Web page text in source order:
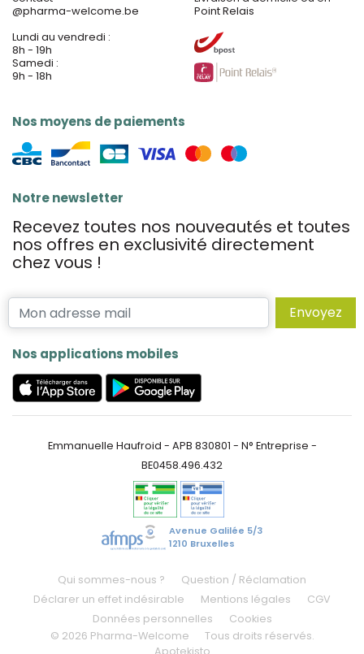
@pharma-welcome.be
Lundi au vendredi :
8h - 19h
Samedi :
9h - 18h
Nos moyens de paiements
Point Relais
Notre newsletter
Recevez toutes nos nouveautés et toutes
nos offres en exclusivité directement
chez vous !
Envoyez
Nos applications mobiles
Emmanuelle Haufroid - APB 830801 - N° Entreprise -
BE0458.496.432
Avenue Galilée 5/3
1210 Bruxelles
Qui sommes-nous ?
Question / Réclamation
Déclarer un effet indésirable
Mentions légales
CGV
Données personnelles
Cookies
© 2026 Pharma-Welcome
Tous droits réservés.
Apotekisto